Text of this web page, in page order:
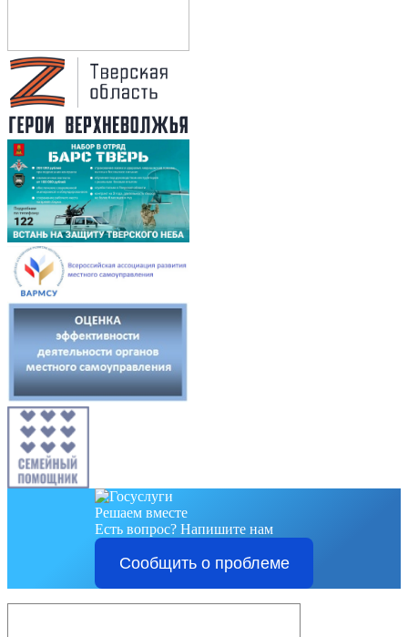
Решаем вместе
Есть вопрос? Напишите нам
Сообщить о проблеме